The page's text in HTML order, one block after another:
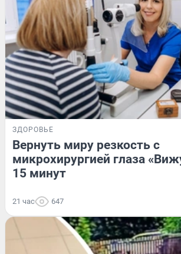
ЗДОРОВЬЕ
Вернуть миру резкость с
микрохирургией глаза
15 минут
21 час 647